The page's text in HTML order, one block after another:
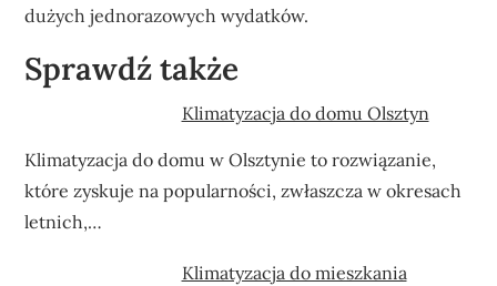
dużych jednorazowych wydatków.
Sprawdź także
Klimatyzacja do domu Olsztyn
Klimatyzacja do domu w Olsztynie to rozwiązanie,
które zyskuje na popularności, zwłaszcza w okresach
letnich,…
Klimatyzacja do mieszkania